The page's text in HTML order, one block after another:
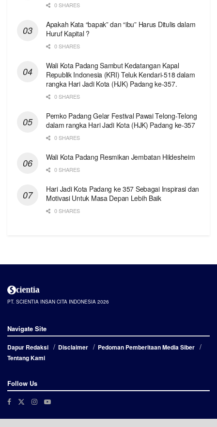
0 SHARES
Apakah Kata “bapak” dan “ibu” Harus Ditulis dalam
Huruf Kapital ?
0 SHARES
Wali Kota Padang Sambut Kedatangan Kapal
Republik Indonesia (KRI) Teluk Kendari-518 dalam
rangka Hari Jadi Kota (HJK) Padang ke-357.
0 SHARES
Pemko Padang Gelar Festival Pawai Telong-Telong
dalam rangka Hari Jadi Kota (HJK) Padang ke-357
0 SHARES
Wali Kota Padang Resmikan Jembatan Hildesheim
0 SHARES
Hari Jadi Kota Padang ke 357 Sebagai Inspirasi dan
Motivasi Untuk Masa Depan Lebih Baik
0 SHARES
PT. SCIENTIA INSAN CITA INDONESIA 2026
Navigate Site
Dapur Redaksi Disclaimer
Pedoman Pemberitaan Media Siber
Tentang Kami
Follow Us